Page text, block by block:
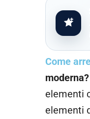
Come
moderna?
elementi
elementi